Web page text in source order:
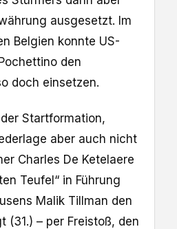
ausgesetzt. Im
Belgien konnte US-
den
doch einsetzen.
Startformation,
aber auch nicht
Charles De Ketelaere
Teufel“ in Führung
Malik Tillman den
(31.) – per Freistoß, den